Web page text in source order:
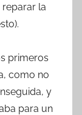
la
primeros
como no
y
para un